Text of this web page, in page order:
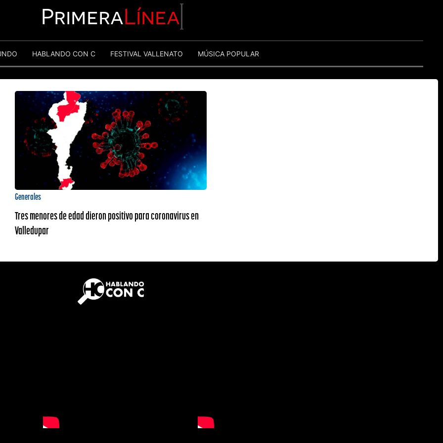
PrimeraLínea
HABLANDO CON C FESTIVAL VALLENATO MÚSICA POPULAR
Generales
Tres menores de edad dieron positivo para coronavirus en
Valledupar